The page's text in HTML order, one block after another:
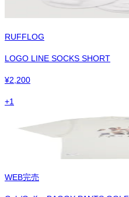
RUFFLOG
LOGO LINE SOCKS SHORT
¥2,200
+1
WEB完売